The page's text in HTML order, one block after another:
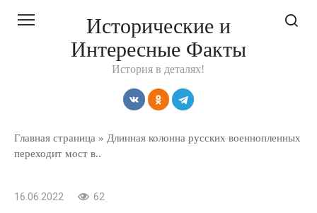
Исторические и
Интересные Факты
История в деталях!
Главная страница » Длинная колонна русских военнопленных
переходит мост в..
16.06.2022 62